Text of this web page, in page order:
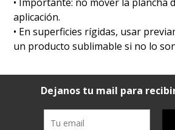
aplicación.
• En superficies rígidas, usar
un producto sublimable si no lo
Dejanos tu mail para